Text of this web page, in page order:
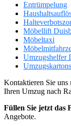
Entrümpelung
Möbellift
Möbeltaxi
Umzugshelfer
Umzugskartons
Kontaktieren Sie uns
Ihren Umzug nach
Füllen Sie jetzt das
Angebote.